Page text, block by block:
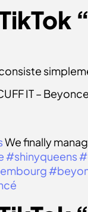
IT –
We finally
#shinyqueens